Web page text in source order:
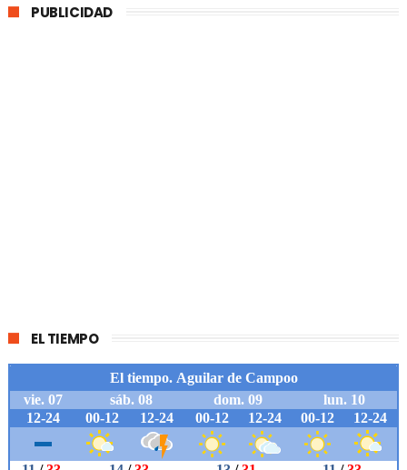
PUBLICIDAD
EL TIEMPO